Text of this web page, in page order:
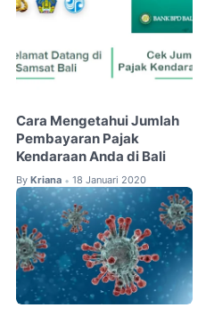
Cara Mengetahui Jumlah
Pembayaran Pajak
Kendaraan Anda di Bali
By Kriana • 18 Januari 2020